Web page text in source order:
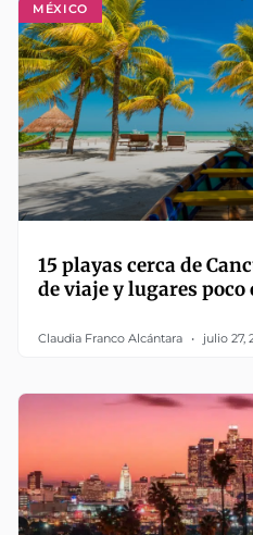
MÉXICO
15 playas cerca de
de viaje y lugares poco
Claudia Franco Alcántara julio 27,